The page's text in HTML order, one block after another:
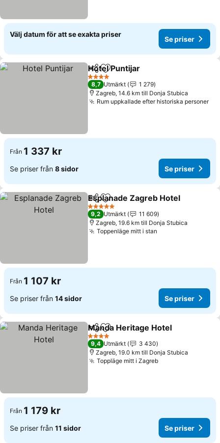
Välj datum för att se exakta priser
Se priser
Dela Lägg till i Mina Favoriter
Hotel Puntijar
4 Stjärnor
8,7 Utmärkt
1 279
Zagreb, 14.6 km till Donja Stubica
Rum uppkallade efter historiska personer
Från 1 337 kr
Se priser från 8 sidor Se priser
Dela Lägg till i Mina Favoriter
Esplanade Zagreb Hotel
5 Stjärnor
9,2 Utmärkt
11 609
Zagreb, 19.6 km till Donja Stubica
Toppenläge mitt i stan
Från 1 107 kr
Se priser från 14 sidor Se priser
Dela Lägg till i Mina Favoriter
Manda Heritage Hotel
4 Stjärnor
9,4 Utmärkt
3 430
Zagreb, 19.0 km till Donja Stubica
Toppläge mitt i ZagrebSe priser
Från 1 179 kr
Se priser från 11 sidor Se priser